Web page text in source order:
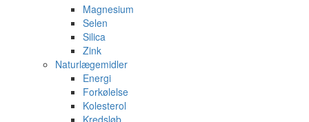
Magnesium
Selen
Silica
Zink
Naturlægemidler
Energi
Forkølelse
Kolesterol
Kredsløb